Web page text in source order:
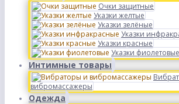
Очки защитные
Указки желтые
Указки зелёные
Указки
Указки красные
Указки фиолетовые
Интимные товары
вибромассажеры
Одежда